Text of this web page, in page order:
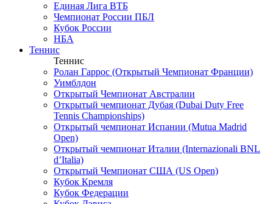
Единая Лига ВТБ
Чемпионат России ПБЛ
Кубок России
НБА
Теннис
Теннис
Ролан Гаррос (Открытый Чемпионат Франции)
Уимблдон
Открытый Чемпионат Австралии
Открытый чемпионат Дубая (Dubai Duty Free
Tennis Championships)
Открытый чемпионат Испании (Mutua Madrid
Open)
Открытый чемпионат Италии (Internazionali BNL
d’Italia)
Открытый Чемпионат США (US Open)
Кубок Кремля
Кубок Федерации